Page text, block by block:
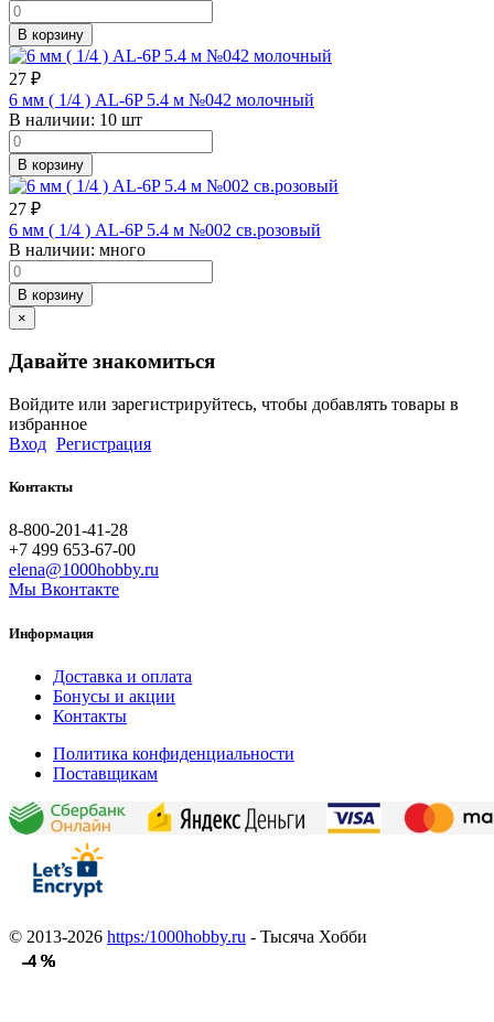
-4 %
-4 %
-4 %
-4 %
-4 %
-4 %
-4 %
-4 %
-4 %
-4 %
В корзину
-4 %
27 ₽
6 мм ( 1/4 ) AL-6P 5.4 м №042 молочный
В наличии: 10 шт
В корзину
-4 %
27 ₽
6 мм ( 1/4 ) AL-6P 5.4 м №002 св.розовый
В наличии: много
В корзину
×
Давайте знакомиться
Войдите или зарегистрируйтесь, чтобы добавлять товары в
избранное
Вход Регистрация
Контакты
8-800-201-41-28
+7 499 653-67-00
elena@1000hobby.ru
Мы Вконтакте
Информация
Доставка и оплата
Бонусы и акции
Контакты
Политика конфиденциальности
Поставщикам
© 2013-2026 https:/1000hobby.ru - Тысяча Хобби